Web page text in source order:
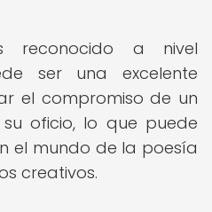
reconocido a nivel
ser una excelente
el compromiso de un
oficio, lo que puede
el mundo de la poesía
creativos.